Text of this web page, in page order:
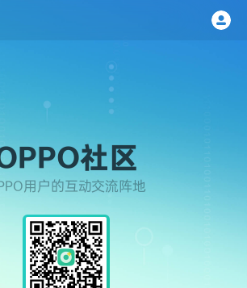
社区
用户的互动交流阵地